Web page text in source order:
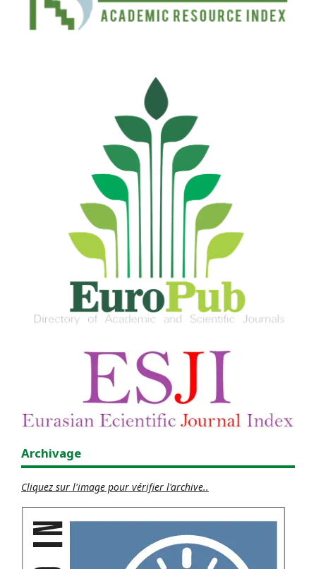
Archivage
Cliquez sur l'image pour vérifier l'archive..